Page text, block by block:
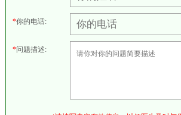
*你的电话:
*问题描述: